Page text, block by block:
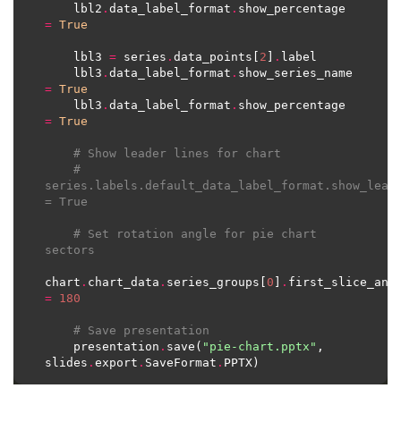
    lbl2
. data_label_format .
= True
    lbl3
= series . data_points[ 2 .
    lbl3
. data_label_format .
= True
    lbl3
. data_label_format .
= True
# Show leader lines for chart
#
= True
# Set rotation angle for pie chart
sectors
chart . chart_data . series_groups[ 0
.
= 180
# Save presentation
    presentation
. save( "pie-chart.pptx" ,
slides . export . SaveFormat .